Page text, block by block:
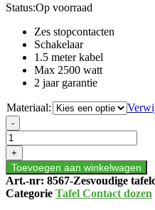
Status:Op voorraad
Zes stopcontacten
Schakelaar
1.5 meter kabel
Max 2500 watt
2 jaar garantie
Materiaal:
Zesvoudige
tafelcontactdoos
met
schakelaar
1.5
Meter
aantal
-
+
Toevoegen aan winkelwagen
Art.-nr: 8567-Zesvoudige
Categorie Tafel Contact dozen